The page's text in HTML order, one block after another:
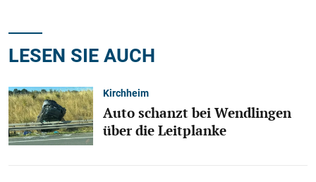
LESEN SIE AUCH
Kirchheim
Auto schanzt bei Wendlingen
über die Leitplanke